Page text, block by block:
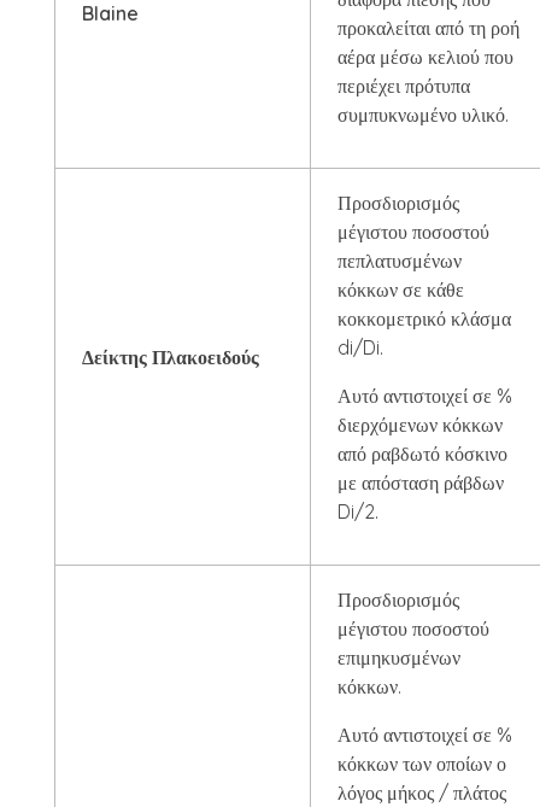
Blaine
προκαλείται από τη ροή
αέρα μέσω κελιού που
περιέχει πρότυπα
συμπυκνωμένο υλικό.
Δείκτης Πλακοειδούς
Προσδιορισμός
μέγιστου ποσοστού
πεπλατυσμένων
κόκκων σε κάθε
κοκκομετρικό κλάσμα
di/Di.
Αυτό αντιστοιχεί σε %
διερχόμενων κόκκων
από ραβδωτό κόσκινο
με απόσταση ράβδων
Di/2.
Προσδιορισμός
μέγιστου ποσοστού
επιμηκυσμένων
κόκκων.
Αυτό αντιστοιχεί σε %
κόκκων των οποίων ο
λόγος μήκος / πλάτος